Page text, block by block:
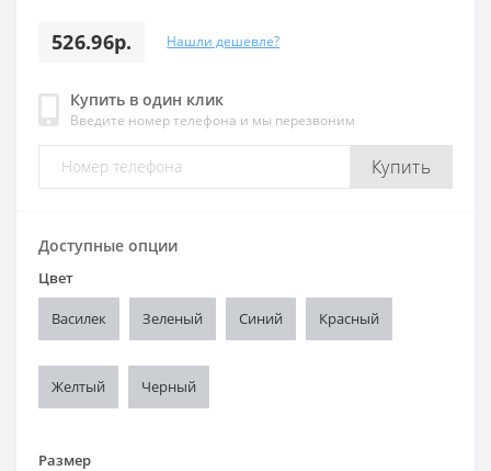
526.96р. Нашли дешевле?
Купить в один клик
Введите номер телефона и мы перезвоним
Купить
Доступные опции
Цвет
Василек Зеленый Синий Красный
Желтый Черный
Размер